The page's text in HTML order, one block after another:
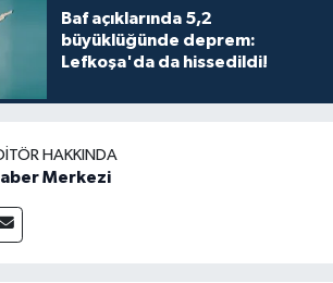
Baf açıklarında 5,2
büyüklüğünde deprem:
Lefkoşa'da da hissedildi!
HAKKINDA
Merkezi